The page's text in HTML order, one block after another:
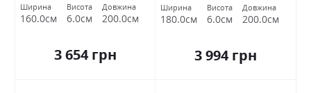
Ширина
160.0см
Висота
6.0см
Довжина
200.0см
3 654 грн
Ширина
180.0см
Висота
6.0см
Довжина
200.0см
3 994 грн